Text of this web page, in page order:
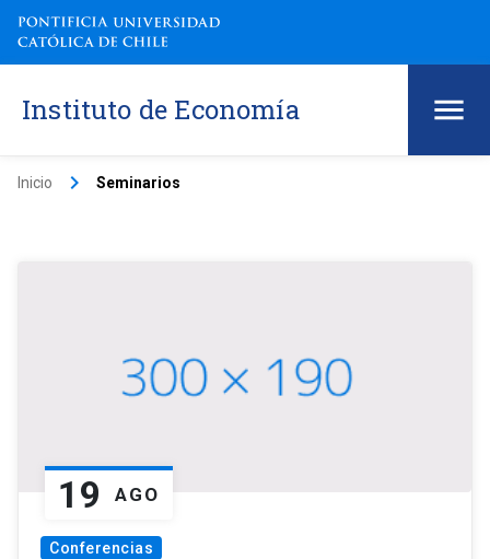
Instituto de Economía
Inicio keyboard_arrow_right Seminarios
19 AGO
Conferencias